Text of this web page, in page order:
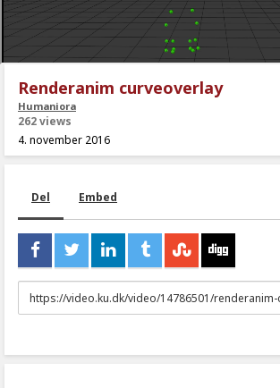
Renderanim curveoverlay
Humaniora
262 views
4. november 2016
Del Embed
URL
to